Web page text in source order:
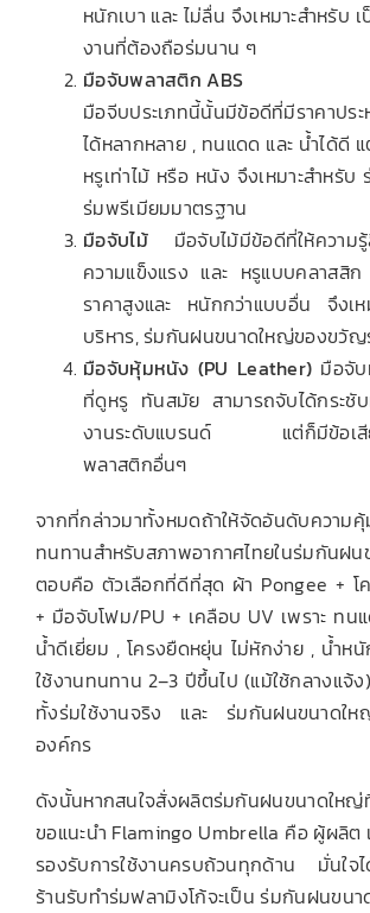
หนักเบา และ ไม่ลื่น จึงเหมาะสำหรับ
งานที่ต้องถือร่มนาน ๆ
มือจับพลาสติก ABS
มือจีบประเภทนี้นั้นมีข้อดีที่มีราคาปร
ได้หลากหลาย , ทนแดด และ น้ำได้ดี
หรูเท่าไม้ หรือ หนัง จึงเหมาะสำหรับ
ร่มพรีเมียมมาตรฐาน
มือจับไม้ มือจับไม้มีข้อดีที่ให้ควา
ความแข็งแรง และ หรูแบบคลาสสิ
ราคาสูงและ หนักกว่าแบบอื่น จึงเ
บริหาร, ร่มกันฝนขนาดใหญ่ของขวัญ
มือจับหุ้มหนัง (PU Leather) มือจั
ที่ดูหรู ทันสมัย สามารถจับได้กระชั
งานระดับแบรนด์ แต่ก็มีข้อเสีย
พลาสติกอื่นๆ
จากที่กล่าวมาทั้งหมดถ้าให้จัดอันดับความ
ทนทานสำหรับสภาพอากาศไทยในร่มกัน
ตอบคือ ตัวเลือกที่ดีที่สุด ผ้า Pongee + โ
+ มือจับโฟม/PU + เคลือบ UV เพราะ ทน
น้ำดีเยี่ยม , โครงยืดหยุ่น ไม่หักง่าย , น้ำห
ใช้งานทนทาน 2–3 ปีขึ้นไป (แม้ใช้กลางแจ้ง
ทั้งร่มใช้งานจริง และ ร่มกันฝนขนาดให
องค์กร
ดังนั้นหากสนใจสั่งผลิตร่มกันฝนขนาดให
ขอแนะนำ Flamingo Umbrella คือ ผู้ผลิต
รองรับการใช้งานครบถ้วนทุกด้าน มั่นใจ
ร้านรับทำร่มฟลามิงโก้จะเป็น ร่มกันฝนขน